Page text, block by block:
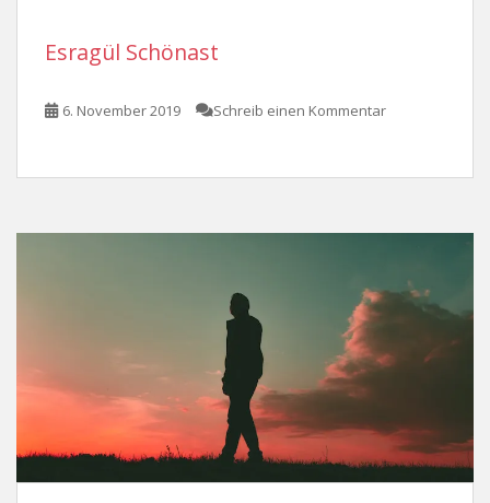
Esragül Schönast
6. November 2019 Schreib einen Kommentar